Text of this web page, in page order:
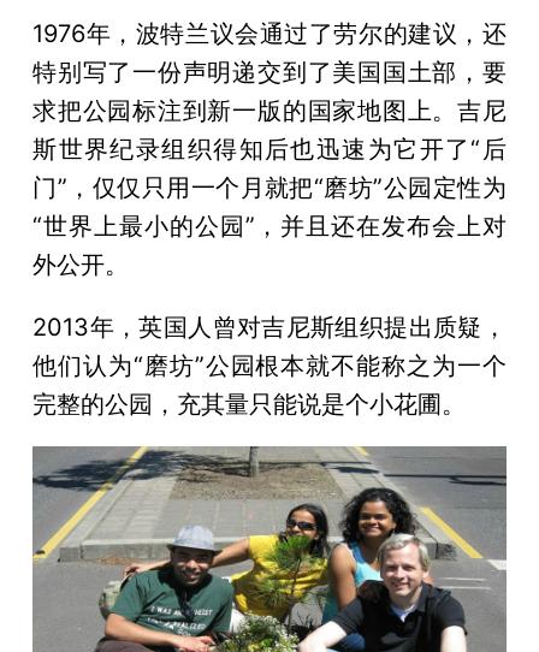
1976年，波特兰议会通过了劳尔的建议，还
特别写了一份声明递交到了美国国土部，要
求把公园标注到新一版的国家地图上。吉尼
斯世界纪录组织得知后也迅速为它开了“后
门”，仅仅只用一个月就把“磨坊”公园定性为
“世界上最小的公园”，并且还在发布会上对
外公开。
2013年，英国人曾对吉尼斯组织提出质疑，
他们认为“磨坊”公园根本就不能称之为一个
完整的公园，充其量只能说是个小花圃。